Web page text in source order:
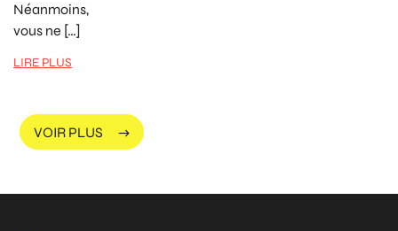
Néanmoins,
vous ne […]
LIRE PLUS
VOIR PLUS